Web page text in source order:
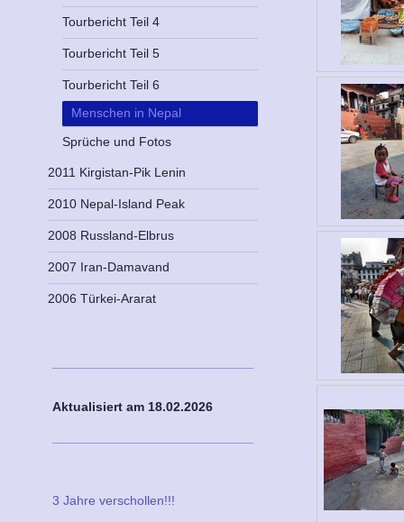
Tourbericht Teil 4
Tourbericht Teil 5
Tourbericht Teil 6
Menschen in Nepal
Sprüche und Fotos
2011 Kirgistan-Pik Lenin
2010 Nepal-Island Peak
2008 Russland-Elbrus
2007 Iran-Damavand
2006 Türkei-Ararat
Aktualisiert am 18.02.2026
3 Jahre verschollen!!!